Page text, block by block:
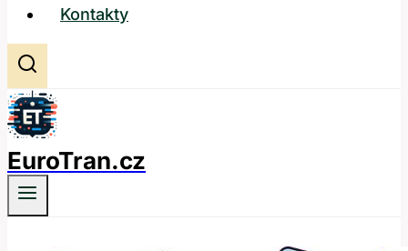
Kontakty
EuroTran.cz